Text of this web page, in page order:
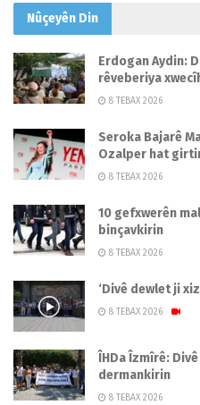
Nûçeyên Din
Erdogan Aydin:
rêveberiya
8 TEBAX 2026
Seroka Bajarê
Ozalper hat
8 TEBAX 2026
10 gefxwerên
binçavkirin
8 TEBAX 2026
‘Divê dewlet ji
8 TEBAX 2026
ÎHDa Îzmîrê:
dermankirin
8 TEBAX 2026